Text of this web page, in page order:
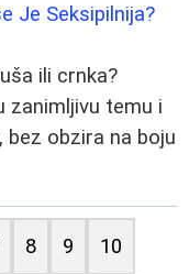
Je Seksipilnija?
ili crnka?
zanimljivu temu i
obzira na boju
8 9 10